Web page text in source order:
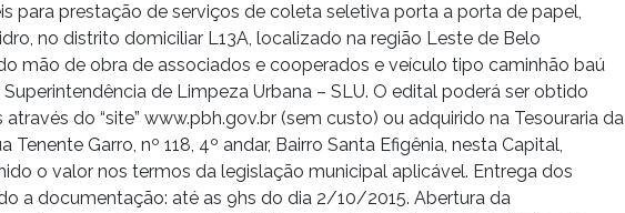
para prestação de serviços de coleta seletiva porta a porta de papel,
no distrito domiciliar L13A, localizado na região Leste de Belo
mão de obra de associados e cooperados e veículo tipo caminhão baú
de Limpeza Urbana – SLU. O edital poderá ser obtido
do “site” www.pbh.gov.br (sem custo) ou adquirido na Tesouraria da
Tenente Garro, nº 118, 4º andar, Bairro Santa Efigênia, nesta Capital,
o valor nos termos da legislação municipal aplicável. Entrega dos
a documentação: até as 9hs do dia 2/10/2015. Abertura da